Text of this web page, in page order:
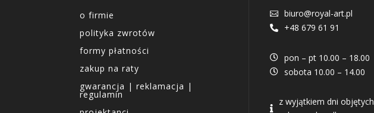
o firmie
polityka zwrotów
formy płatności
zakup na raty
gwarancja | reklamacja |
regulamin
 biuro@royal-art.pl
 +48 679 61 91
 pon – pt 10.00 – 18.00
 sobota 10.00 – 14.00

z wyjątkiem dni objętych